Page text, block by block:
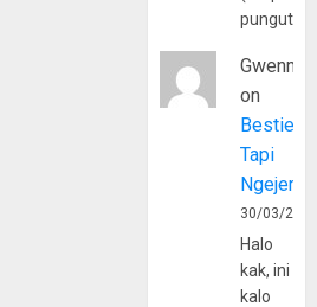
Gwenny
on
Bestie
Tapi
30/03/
Halo
kak, ini
kalo